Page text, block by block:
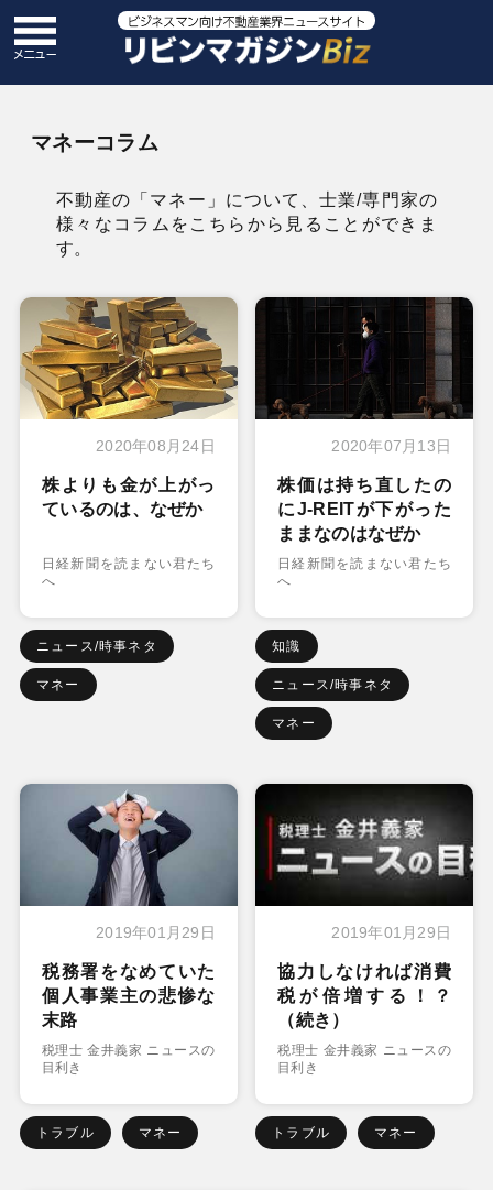
マネーコラム
不動産の「マネー」について、士業/専門家の
様々なコラムをこちらから見ることができま
す。
2020年08月24日
株よりも金が上がっ
ているのは、なぜか
日経新聞を読まない君たち
へ
ニュース/時事ネタ
マネー
2020年07月13日
株価は持ち直したの
にJ-REITが下がった
ままなのはなぜか
日経新聞を読まない君たち
へ
知識
ニュース/時事ネタ
マネー
2019年01月29日
税務署をなめていた
個人事業主の悲惨な
末路
税理士 金井義家 ニュースの
目利き
トラブル マネー
2019年01月29日
協力しなければ消費
税が倍増する！？
（続き）
税理士 金井義家 ニュースの
目利き
トラブル マネー